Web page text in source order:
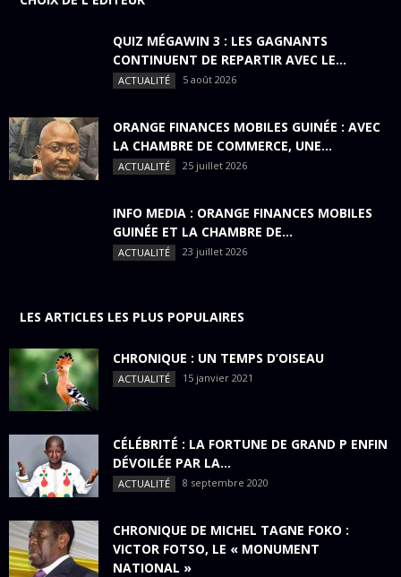
QUIZ MÉGAWIN 3 : LES GAGNANTS
CONTINUENT DE REPARTIR AVEC LE...
ACTUALITÉ 5 août 2026
ORANGE FINANCES MOBILES GUINÉE : AVEC
LA CHAMBRE DE COMMERCE, UNE...
ACTUALITÉ 25 juillet 2026
INFO MEDIA : ORANGE FINANCES MOBILES
GUINÉE ET LA CHAMBRE DE...
ACTUALITÉ 23 juillet 2026
LES ARTICLES LES PLUS POPULAIRES
CHRONIQUE : UN TEMPS D’OISEAU
ACTUALITÉ 15 janvier 2021
CÉLÉBRITÉ : LA FORTUNE DE GRAND P ENFIN
DÉVOILÉE PAR LA...
ACTUALITÉ 8 septembre 2020
CHRONIQUE DE MICHEL TAGNE FOKO :
VICTOR FOTSO, LE « MONUMENT
NATIONAL »